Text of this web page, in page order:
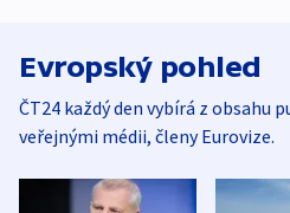
Evropský pohled
ČT24 každý den vybírá z obsahu
veřejnými médii, členy Eurovize.